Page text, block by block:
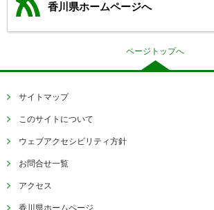
香川県ホームページへ
ページトップへ
サイトマップ
このサイトについて
ウェブアクセシビリティ方針
お問合せ一覧
アクセス
香川県ホームページ